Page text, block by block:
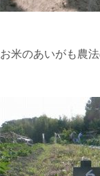
お米のあいがも農